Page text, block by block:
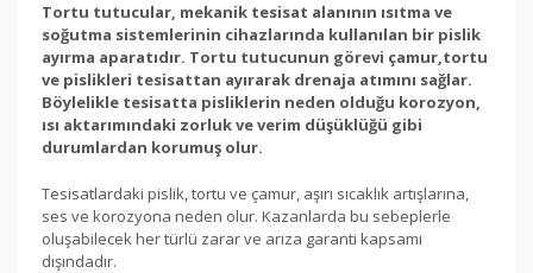
Tortu tutucular, mekanik tesisat alanının ısıtma ve
soğutma sistemlerinin cihazlarında kullanılan bir pislik
ayırma aparatıdır. Tortu tutucunun görevi çamur,tortu
ve pislikleri tesisattan ayırarak drenaja atımını sağlar.
Böylelikle tesisatta pisliklerin neden olduğu korozyon,
ısı aktarımındaki zorluk ve verim düşüklüğü gibi
durumlardan korumuş olur.
Tesisatlardaki pislik, tortu ve çamur, aşırı sıcaklık artışlarına,
ses ve korozyona neden olur. Kazanlarda bu sebeplerle
oluşabilecek her türlü zarar ve arıza garanti kapsamı
dışındadır.